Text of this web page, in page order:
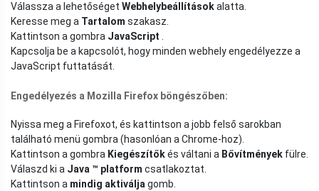
Válassza a lehetőséget Webhelybeállításokalatta.
Keresse meg a Tartalom szakasz.
Kattintson a gombra JavaScript
Kapcsolja be a kapcsolót, hogy minden webhely engedélyezze a
JavaScript futtatását.
Engedélyezés a Mozilla Firefox böngészőben:
Nyissa meg a Firefoxot, és kattintson a jobb felső sarokban
található menü gombra (hasonlóan a Chrome-hoz).
Kattintson a gombra Kiegészítőkés váltani a Bővítmények fülre.
Válaszd ki a Java ™ platform csatlakoztat.
Kattintson a mindig aktiválja gomb.